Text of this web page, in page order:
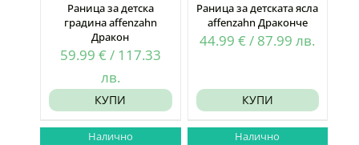
Раница за детска
градина affenzahn
Дракон
59.99 € / 117.33
лв.
КУПИ
Раница за детската ясла
affenzahn Драконче
44.99€ / 87.99лв.
КУПИ
Налично Налично